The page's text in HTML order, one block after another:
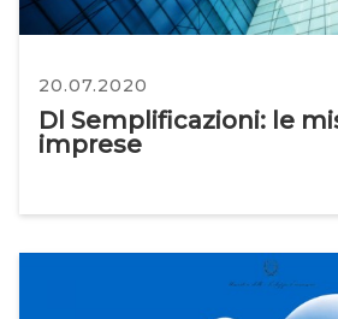
20.07.2020
Dl Semplificazioni: le
imprese